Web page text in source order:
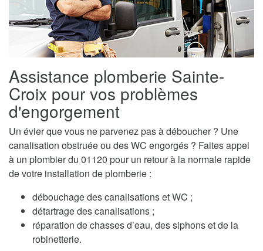
Assistance plomberie Sainte-
Croix pour vos problèmes
d'engorgement
Un évier que vous ne parvenez pas à déboucher ? Une
canalisation obstruée ou des WC engorgés ? Faites appel
à un plombier du 01120 pour un retour à la normale rapide
de votre installation de plomberie :
débouchage des canalisations et WC ;
détartrage des canalisations ;
réparation de chasses d’eau, des siphons et de la
robinetterie.